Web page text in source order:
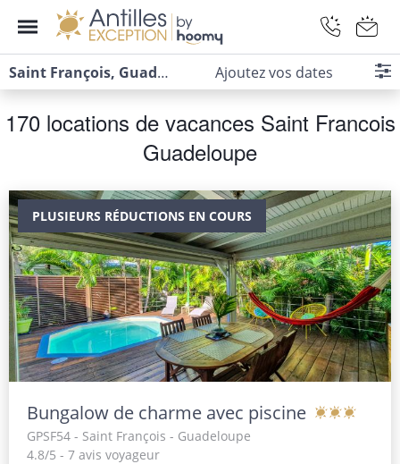
Saint François, Guadeloupe Ajoutez vos dates
170 locations de vacances Saint Francois
Guadeloupe
PLUSIEURS RÉDUCTIONS EN COURS
Bungalow de charme avec piscine
GPSF54- Saint François - Guadeloupe
4.8/5 - 7 avis voyageur